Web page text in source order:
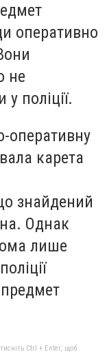
оперативно
не
поліції.
оперативну
карета
знайдений
Однак
лише
Ctrl + Enter, щоб